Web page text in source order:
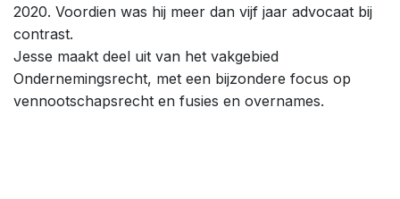
2020. Voordien was hij meer dan vijf jaar advocaat bij
contrast.
Jesse maakt deel uit van het vakgebied
Ondernemingsrecht, met een bijzondere focus op
vennootschapsrecht en fusies en overnames.